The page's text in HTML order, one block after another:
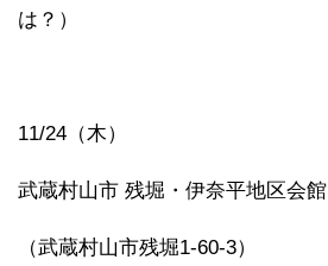
は？）
11/24（木）
武蔵村山市 残堀・伊奈平地区会館
（武蔵村山市残堀1-60-3）